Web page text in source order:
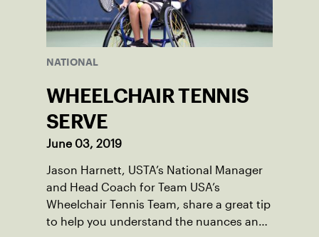
NATIONAL
WHEELCHAIR TENNIS
SERVE
June 03, 2019
Jason Harnett, USTA’s National Manager
and Head Coach for Team USA’s
Wheelchair Tennis Team, share a great tip
to help you understand the nuances and